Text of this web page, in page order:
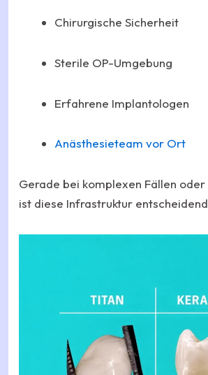
Chirurgische Sicherheit
Sterile OP-Umgebung
Erfahrene Implantologen
Anästhesieteam vor Ort
Gerade bei komplexen Fällen
ist diese Infrastruktur